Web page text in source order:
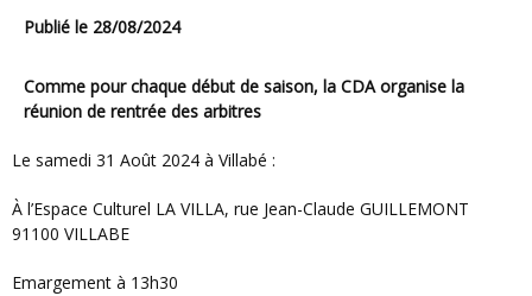
Publié le 28/08/2024
Comme pour chaque début de saison, la CDA organise la
réunion de rentrée des arbitres
Le samedi 31 Août 2024 à Villabé :
à l’Espace Culturel LA VILLA, rue Jean-Claude GUILLEMONT
91100 VILLABE
Emargement à 13h30